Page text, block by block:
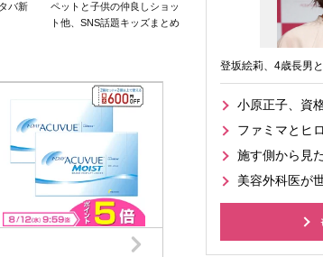
バ新
ペットと子供の仲良しショッ
ト他、SNS話題キッズまとめ
登坂絵莉、4歳長男
小原正子、資
ファミマとヒ
施す側から見
美容外科医が